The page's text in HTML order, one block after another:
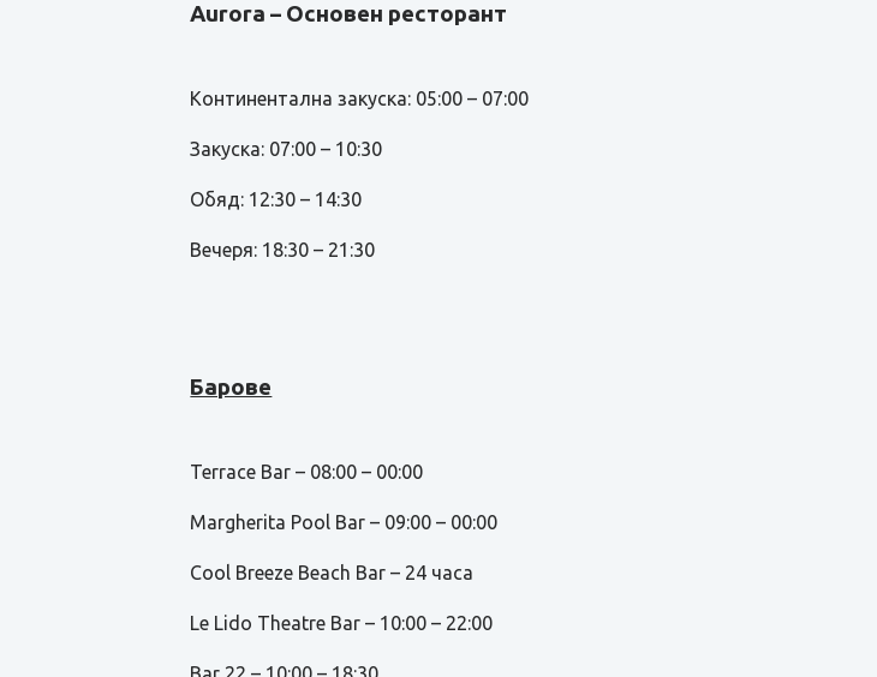
Aurora – Основен ресторант
Континентална закуска: 05:00 – 07:00
Закуска: 07:00 – 10:30
Обяд: 12:30 – 14:30
Вечеря: 18:30 – 21:30
Барове
Terrace Bar – 08:00 – 00:00
Margherita Pool Bar – 09:00 – 00:00
Cool Breeze Beach Bar – 24 часа
Le Lido Theatre Bar – 10:00 – 22:00